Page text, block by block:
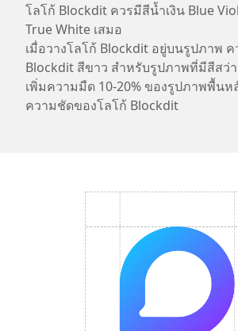
โลโก้ Blockdit ควรมีสีน้ำเงิน Blue
True White เสมอ
เมื่อวางโลโก้ Blockdit อยู่บนรูปภาพ ค
Blockdit สีขาว สำหรับรูปภาพที่มีสีสว่า
เพิ่มความมืด 10-20% ของรูปภาพพื้นห
ความชัดของโลโก้ Blockdit